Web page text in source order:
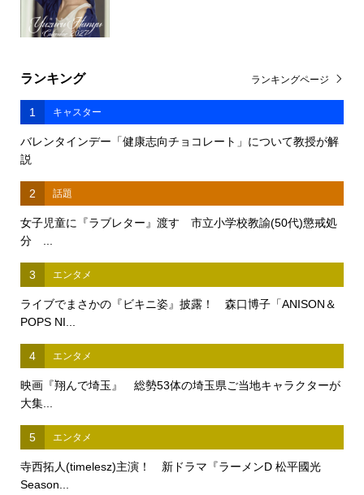
ランキング
1 キャスター
バレンタインデー「健康志向チョコレート」について教授が解
説
2 話題
女子児童に『ラブレター』渡す 市立小学校教諭(50代)懲戒処
分 ...
3 エンタメ
ライブでまさかの『ビキニ姿』披露！ 森口博子「ANISON＆
POPS NI...
4 エンタメ
映画『翔んで埼玉』 総勢53体の埼玉県ご当地キャラクターが
大集...
5 エンタメ
寺西拓人(timelesz)主演！ 新ドラマ『ラーメンD 松平國光
Season...
ランキングページ